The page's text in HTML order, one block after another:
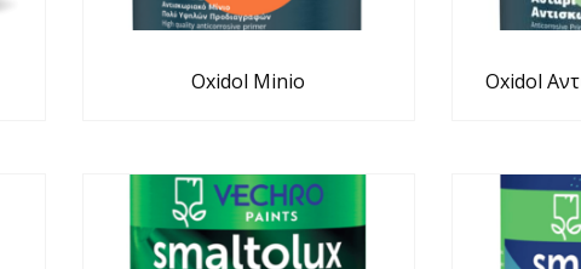
Oxidol Minio Oxidol